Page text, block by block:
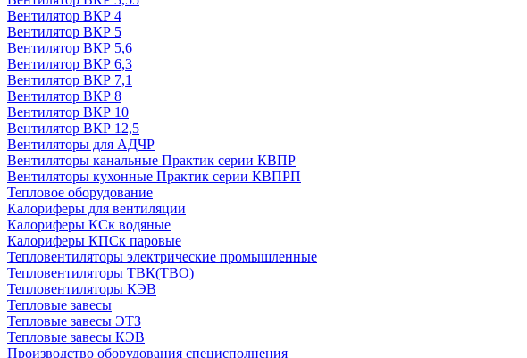
Вентилятор ВКР 4
Вентилятор ВКР 5
Вентилятор ВКР 5,6
Вентилятор ВКР 6,3
Вентилятор ВКР 7,1
Вентилятор ВКР 8
Вентилятор ВКР 10
Вентилятор ВКР 12,5
Вентиляторы для АДЧР
Вентиляторы канальные Практик серии КВПР
Вентиляторы кухонные Практик серии КВПРП
Тепловое оборудование
Калориферы для вентиляции
Калориферы КСк водяные
Калориферы КПСк паровые
Тепловентиляторы электрические промышленные
Тепловентиляторы ТВК(ТВО)
Тепловентиляторы КЭВ
Тепловые завесы
Тепловые завесы ЭТЗ
Тепловые завесы КЭВ
Производство оборудования специсполнения